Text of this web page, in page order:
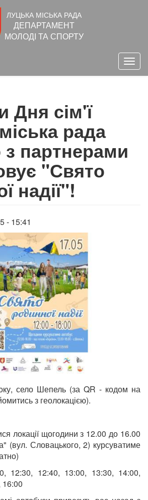
ЛУЦЬКА МІСЬКА РАДА
ДЕПАРТАМЕНТ
МОЛОДІ ТА СПОРТУ
Дня сім'ї
рада
з партнерами
"Свято
надії"!
- 15:41
село Шепель (за QR - кодом на
з геолокацією).
локації щогодини з 12.00 до 16.00
(вул. Словацького, 2) курсуватиме
12:30, 12:40, 13:00, 13:30, 14:00,
16:00